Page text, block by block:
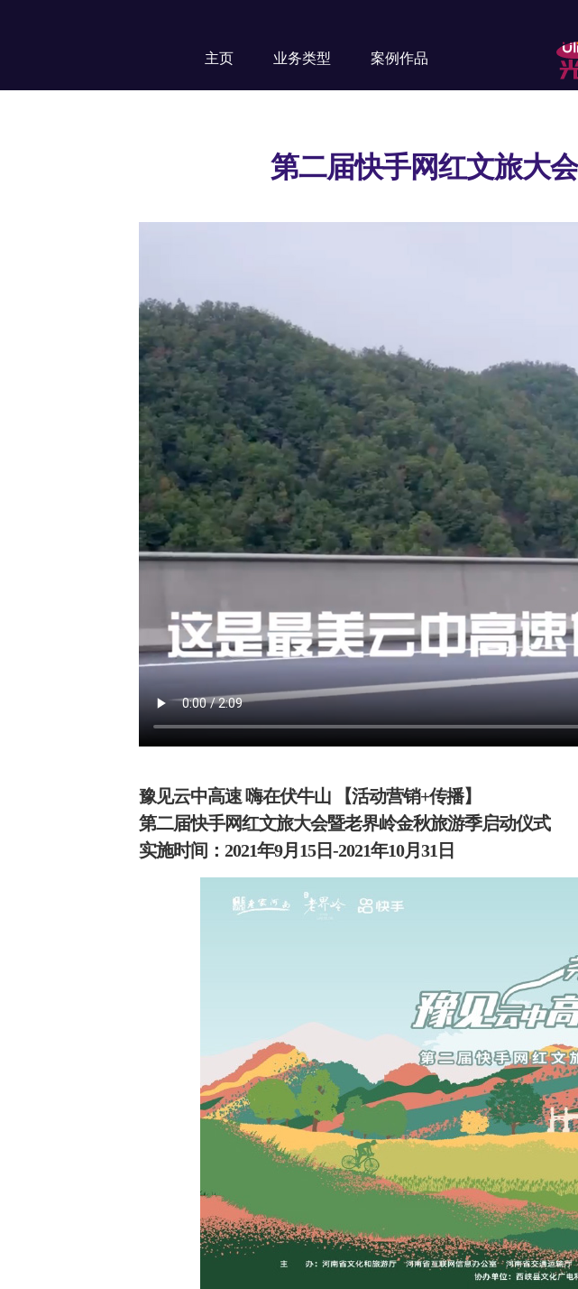
主页 业务类型 案例作品
第二届快手网红文旅大
豫见云中高速 嗨在伏牛山 【活动营销+传播】
第二届快手网红文旅大会暨老界岭金秋旅游季启动仪式
实施时间：2021年9月15日-2021年10月31日